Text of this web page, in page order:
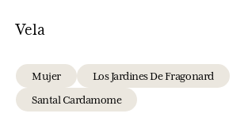
Vela
Mujer
Los Jardines De Fragonard
Santal Cardamome